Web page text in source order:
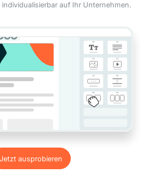
Jetzt ausprobieren
Jetzt ausprobieren
individualisierbar auf Ihr Unternehmen.